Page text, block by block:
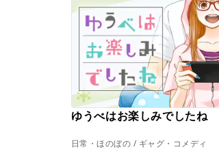
ゆうべはお楽しみでしたね
日常・ほのぼの / ギャグ・コメディ